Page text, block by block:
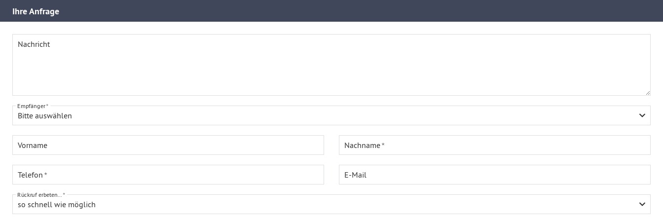
IhreAnfrage
Nachricht
Bitte auswählen
Empfänger
Vorname Nachname
Telefon E-Mail
so schnell wie möglich
Rückruf erbeten...